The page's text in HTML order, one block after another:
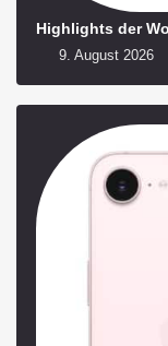
Highlights der
9. August 2026